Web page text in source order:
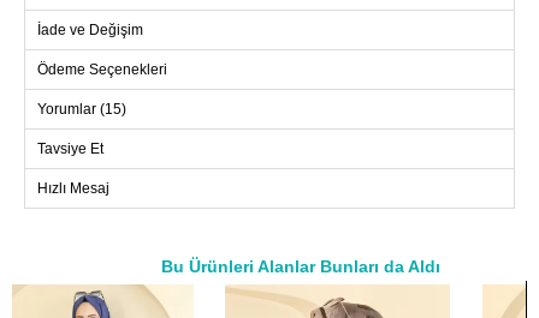
(Modelin üzerindeki ürün M bedendir.)
Son moda Fular Detaylı Şifon Takım, özel tasarım tesettür
giyim severler için idealdir. Dört mevsim rahatlıkla kullanılabilir.
Hassas 30 derecede yıkanabilen bu ürün, şifon ve Dubai ipeği
kumaşlardan üretilmiştir. Şıklığı ön plana çıkaran gömlek yaka
ve ön düğme detaylarıyla dikkat çeker. Astarlı yapısı, manşet
düğmeleri ve lastikli etek beli ile konforu artırır. Kombine dahil
kemer ve fular, isteğe bağlı olarak çıkarılabilir özelliktedir. Her
mevsim şıklığınızı tamamlayacak bu zarif takım,
GÖMLEK BEDEN ÖLÇÜLERİ
(CM)
Beden
Göğüs
İade ve Değişim
Ödeme Seçenekleri
Yorumlar (15)
Tavsiye Et
Hızlı Mesaj
Bu Ürünleri Alanlar Bunları da Aldı
a>